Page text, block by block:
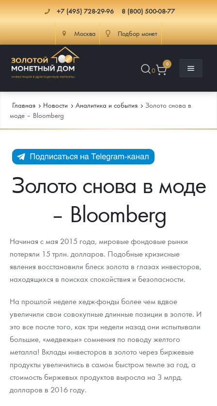
+7 (495) 728-29-96 8 (800) 500-08-77
Москва Подбор монет
0
0
Каталог Монет
Инвестиционные монеты
Памятные и старинные монеты
Монеты Царской России
Монеты стран мира после 1950г
Георгий Победоносец
Золотой червонец Сеятель
Гарри Поттер
Год Лошади
Флот: ледоколы и корабли
Жетоны "Необыкновенные обитатели глубин"
Инфо
Как сделать заказ
Гарантии
Выкуп монет
Условия возврата
Монеты
Политика конфиденциальности
Политика использования Cookies
Доставка
Информация
Распродажа монет и жетонов
Аналитика и события
Итоги 2025 года. Прогноз курсов золота, серебра, платины на
Cтатьи
Котировки
Курс золота и серебра
Контакты
Пресс-служба
Главная Новости Аналитика и события
Золото снова в
моде – Bloomberg
Золото снова в моде
– Bloomberg
Начиная с мая 2015 года, мировые фондовые рынки
потеряли 15 трлн. долларов. Подобные кризисные
явления восстановили блеск золота в глазах инвесторов,
находящихся в поисках спокойствия и безопасности.
На прошлой неделе хедж-фонды более чем вдвое
увеличили свои совокупные длинные позиции в золоте. И
это все после того, как три недели назад они испытывали
большие, «медвежьи» сомнения по поводу желтого
металла! Вклады инвесторов в золото через биржевые
продукты увеличились в самом быстром темпе за год, а
стоимость биржевых продуктов выросла на 3 млрд.
долларов в 2016 году.